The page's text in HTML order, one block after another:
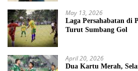
May 13, 2026
Laga Persahabatan di
Turut Sumbang Gol
April 20, 2026
Dua Kartu Merah,